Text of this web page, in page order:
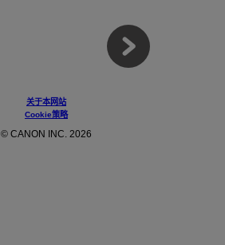
关于本网站
Cookie策略
© CANON INC. 2026